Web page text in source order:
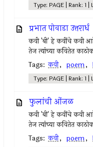
Type: PAGE | Rank: 1
प्रभात पोवाडा उत्तरार्ध
कवी 'बी' हे कवींचे कवी
तेज त्यांच्या कवितेत
Tags: कवी, poem,
Type: PAGE | Rank: 1
फुलांची ओंजळ
कवी 'बी' हे कवींचे कवी
तेज त्यांच्या कवितेत
Tags: कवी, poem,